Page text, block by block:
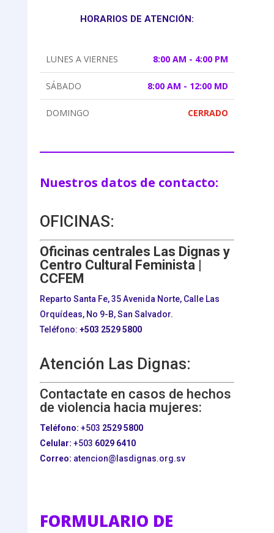
HORARIOS DE ATENCIÓN:
LUNES A VIERNES 8:00 AM - 4:00 PM
SÁBADO 8:00 AM - 12:00 MD
DOMINGO CERRADO
Nuestros datos de contacto:
OFICINAS:
Oficinas centrales Las Dignas y
Centro Cultural Feminista |
CCFEM
Reparto Santa Fe, 35 Avenida Norte, Calle Las
Orquídeas, No 9-B, San Salvador.
Teléfono: +503 2529 5800
Atención Las Dignas:
Contactate en casos de hechos
de violencia hacia mujeres:
Teléfono: +503 2529 5800
Celular: +503 6029 6410
Correo: atencion@lasdignas.org.sv
FORMULARIO DE